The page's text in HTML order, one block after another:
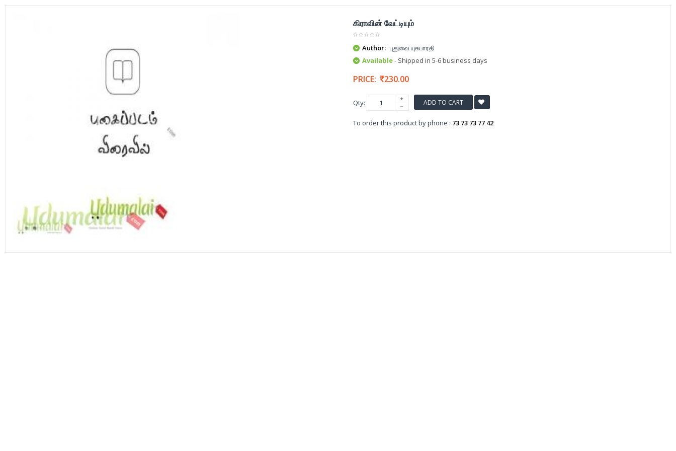
கிராவின் வேட்டியும்
Author: புதுவை யுகபாரதி
Available- Shipped in 5-6 business days
PRICE: 230.00
Qty: ADD TO CART
To order this product by phone : 73 73 73 77 42